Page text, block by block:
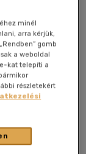
Megosztom
kartonált
minél
arra kérjük,
gomb
a weboldal
kat telepíti a
részletekért